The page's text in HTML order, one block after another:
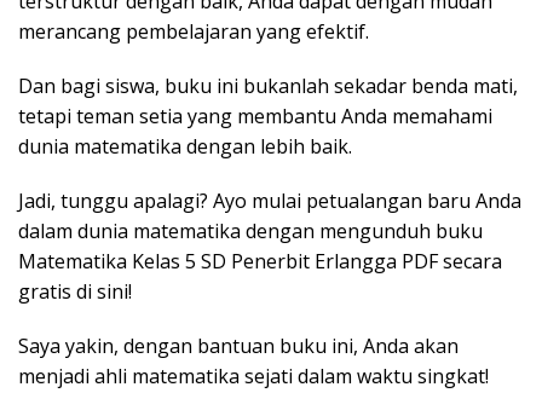
merancang pembelajaran yang efektif.
Dan bagi siswa, buku ini bukanlah sekadar benda mati,
tetapi teman setia yang membantu Anda memahami
dunia matematika dengan lebih baik.
Jadi, tunggu apalagi? Ayo mulai petualangan baru Anda
dalam dunia matematika dengan mengunduh buku
Matematika Kelas 5 SD Penerbit Erlangga PDF secara
gratis di sini!
Saya yakin, dengan bantuan buku ini, Anda akan
menjadi ahli matematika sejati dalam waktu singkat!